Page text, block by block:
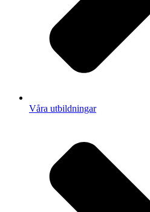
Våra utbildningar